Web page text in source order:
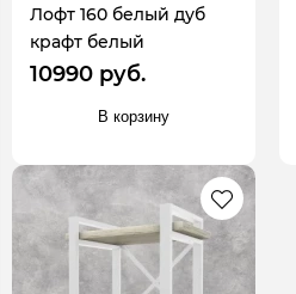
Лофт 160 белый дуб
крафт белый
10990 руб.
В корзину